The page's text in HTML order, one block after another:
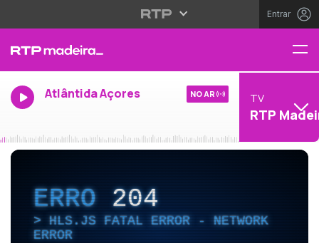
Entrar
Atlântida Açores NO AR TV
RTP
ERRO204
HLS.JS FATAL ERROR - NETWORK
ERROR